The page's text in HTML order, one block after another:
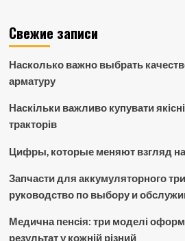
Свежие записи
Насколько важно выбрать
арматуру
Наскільки важливо купувати
тракторів
Цифры, которые меняют взгляд на
Запчасти для аккумуляторного
руководство по выбору и
Медична пенсія: три моделі
результат у кожній різний